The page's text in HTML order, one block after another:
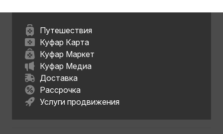
Путешествия
Куфар Карта
Куфар Маркет
Куфар Медиа
Доставка
Рассрочка
Услуги продвижения